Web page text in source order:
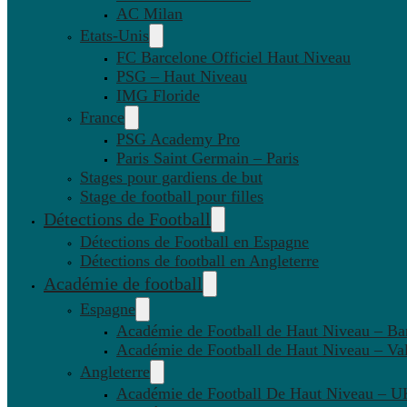
AC Milan
Etats-Unis
FC Barcelone Officiel Haut Niveau
PSG – Haut Niveau
IMG Floride
France
PSG Academy Pro
Paris Saint Germain – Paris
Stages pour gardiens de but
Stage de football pour filles
Détections de Football
Détections de Football en Espagne
Détections de football en Angleterre
Académie de football
Espagne
Académie de Football de Haut Niveau –
Académie de Football de Haut Niveau –
Angleterre
Académie de Football De Haut Niveau –